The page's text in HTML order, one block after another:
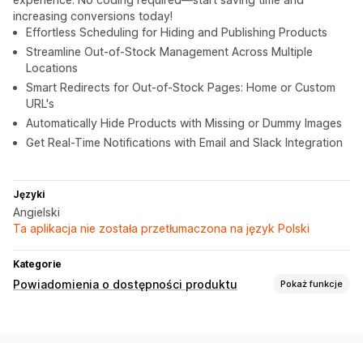
increasing conversions today!
Effortless Scheduling for Hiding and Publishing Products
Streamline Out-of-Stock Management Across Multiple
Locations
Smart Redirects for Out-of-Stock Pages: Home or Custom
URL's
Automatically Hide Products with Missing or Dummy Images
Get Real-Time Notifications with Email and Slack Integration
Języki
Angielski
Ta aplikacja nie została przetłumaczona na język Polski
Kategorie
Powiadomienia o dostępności produktu Pokaż funkcje